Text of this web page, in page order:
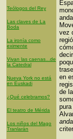
Teólogos del Rey
Las claves de La
Boda
La ironía como
eximente
Vivan las caenas...de
la Catedral
Nueva York no está
en Euskadi
¿Qué celebramos?
El teatro de Mérida
Los niños del Mago
Tranlarán
vez
en
de